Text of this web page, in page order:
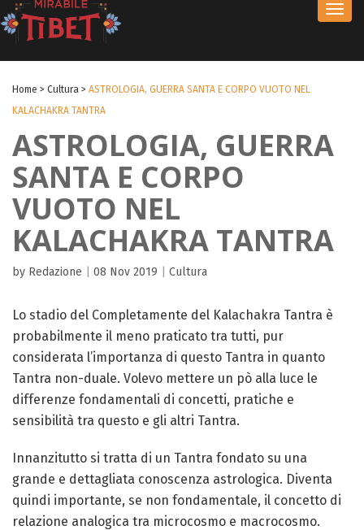
Home > Cultura > ASTROLOGIA, GUERRA SANTA E CORPO VUOTO NEL
KALACHAKRA TANTRA
ASTROLOGIA, GUERRA
SANTA E CORPO
VUOTO NEL
KALACHAKRA TANTRA
by Redazione 08 Nov 2019 Cultura
Lo stadio del Completamente del Kalachakra Tantra è
probabilmente il meno praticato tra tutti, pur
considerata l’importanza di questo Tantra in quanto
Tantra non-duale. Volevo mettere un pò alla luce le
differenze fondamentali di concetti, pratiche e
sensibilità tra questo e gli altri Tantra.
Innanzitutto si tratta di un Tantra fondato su una
grande e dettagliata conoscenza astrologica. Diventa
quindi importante, se non fondamentale, il concetto di
relazione analogica tra microcosmo e macrocosmo.